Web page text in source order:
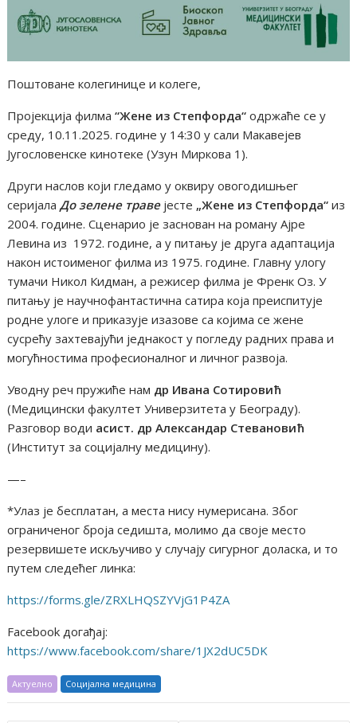
Поштоване колегинице и колеге,
Пројекција филма“Жене из Степфорда“ одржаће се у
среду, 10.11.2025. године у 14:30 у сали Макавејев
Југословенске кинотеке (Узун Миркова 1).
Други наслов који гледамо у оквиру овогодишњег
серијалаДо зелене травејесте „Жене из Степфорда“ из
2004. године. Сценарио је заснован на роману Ајре
Левина из 1972. године, а у питању је друга адаптација
након истоименог филма из 1975. године. Главну улогу
тумачи Никол Кидман, а режисер филма је Френк Оз. У
питању је научнофантастична сатира која преиспитује
родне улоге и приказује изазове са којима се жене
сусрећу захтевајући једнакост у погледу радних права и
могућностима професионалног и личног развоја.
Уводну реч пружиће нам др Ивана Сотировић
(Медицински факултет Универзитета у Београду).
Разговор води асист. др Александар Стевановић
(Институт за социјалну медицину).
—–
*Улаз је бесплатан, а места нису нумерисана. Због
ограниченог броја седишта, молимо да своје место
резервишете искључиво у случају сигурног доласка, и то
путем следећег линка:
https://forms.gle/ZRXLHQSZYVjG1P4ZA
Facebook догађај:
https://www.facebook.com/share/1JX2dUC5DK
Актуелно Социјална медицина